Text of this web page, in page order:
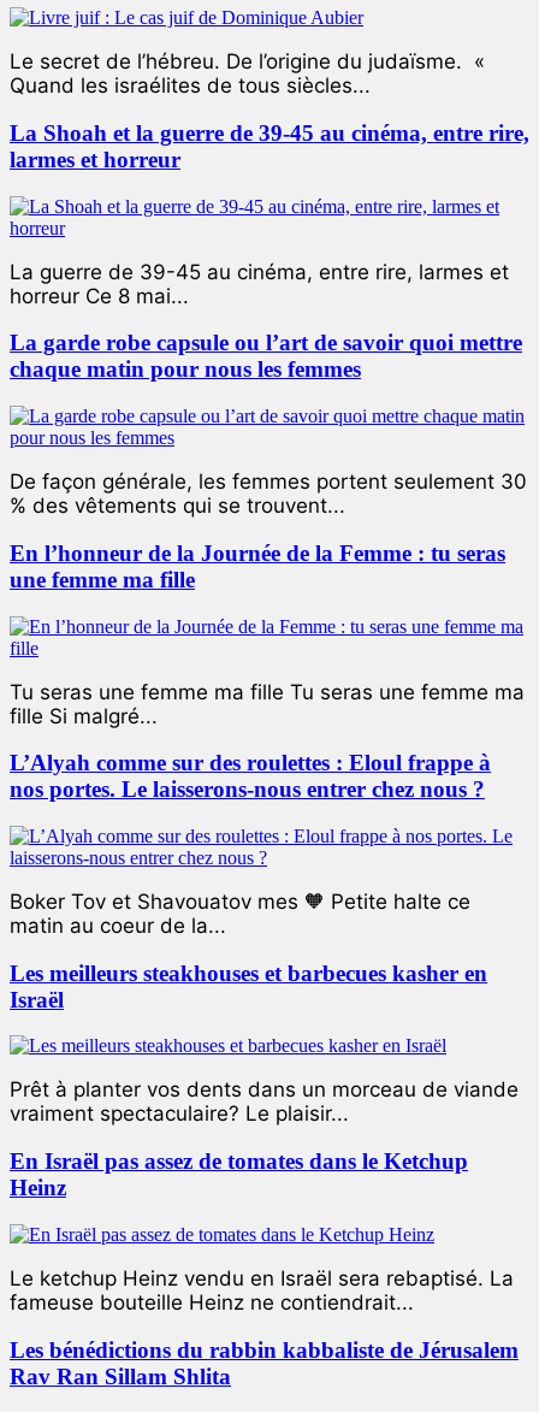
Le secret de l’hébreu. De l’origine du judaïsme. «
Quand les israélites de tous siècles...
La Shoah et la guerre de 39-45 au cinéma, entre rire,
larmes et horreur
La guerre de 39-45 au cinéma, entre rire, larmes et
horreur Ce 8 mai...
La garde robe capsule ou l’art de savoir quoi mettre
chaque matin pour nous les femmes
De façon générale, les femmes portent seulement 30
% des vêtements qui se trouvent...
En l’honneur de la Journée de la Femme : tu seras
une femme ma fille
Tu seras une femme ma fille Tu seras une femme ma
fille Si malgré...
L’Alyah comme sur des roulettes : Eloul frappe à
nos portes. Le laisserons-nous entrer chez nous ?
Boker Tov et Shavouatov mes 🧡 Petite halte ce
matin au coeur de la...
Les meilleurs steakhouses et barbecues kasher en
Israël
Prêt à planter vos dents dans un morceau de viande
vraiment spectaculaire? Le plaisir...
En Israël pas assez de tomates dans le Ketchup
Heinz
Le ketchup Heinz vendu en Israël sera rebaptisé. La
fameuse bouteille Heinz ne contiendrait...
Les bénédictions du rabbin kabbaliste de Jérusalem
Rav Ran Sillam Shlita